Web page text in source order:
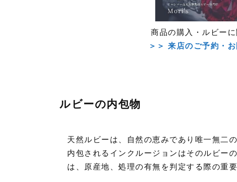
商品の購入・ルビー
＞＞ 来店のご予約・
ルビーの内包物
天然ルビーは、自然の恵みであり唯一無二
内包されるインクルージョンはそのルビー
は、原産地、処理の有無を判定する際の重